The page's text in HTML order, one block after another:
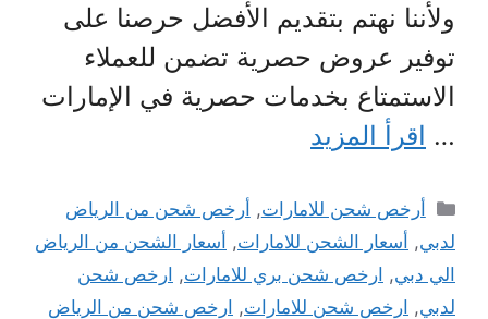
ولأننا نهتم بتقديم الأفضل حرصنا على
توفير عروض حصرية تضمن للعملاء
الاستمتاع بخدمات حصرية في الإمارات
… اقرأ المزيد
التصنيفات
أرخص شحن للامارات, أرخص شحن من الرياض
لدبي, أسعار الشحن للامارات, أسعار الشحن من الرياض
الي دبي, ارخص شحن بري للامارات, ارخص شحن
لدبي, ارخص شحن للامارات, ارخص شحن من الرياض